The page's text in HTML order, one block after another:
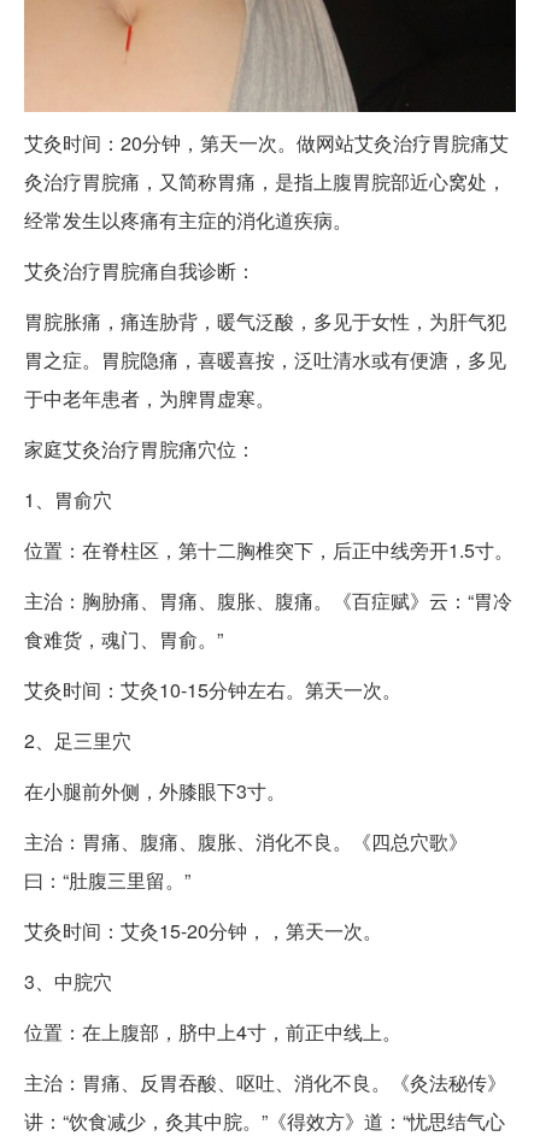
艾灸时间：20分钟，第天一次。做网站艾灸治疗胃脘痛艾
灸治疗胃脘痛，又简称胃痛，是指上腹胃脘部近心窝处，
经常发生以疼痛有主症的消化道疾病。
艾灸治疗胃脘痛自我诊断：
胃脘胀痛，痛连胁背，暖气泛酸，多见于女性，为肝气犯
胃之症。胃脘隐痛，喜暖喜按，泛吐清水或有便溏，多见
于中老年患者，为脾胃虚寒。
家庭艾灸治疗胃脘痛穴位：
1、胃俞穴
位置：在脊柱区，第十二胸椎突下，后正中线旁开1.5寸。
主治：胸胁痛、胃痛、腹胀、腹痛。《百症赋》云：“胃冷
食难货，魂门、胃俞。”
艾灸时间：艾灸10-15分钟左右。第天一次。
2、足三里穴
在小腿前外侧，外膝眼下3寸。
主治：胃痛、腹痛、腹胀、消化不良。《四总穴歌》
曰：“肚腹三里留。”
艾灸时间：艾灸15-20分钟，，第天一次。
3、中脘穴
位置：在上腹部，脐中上4寸，前正中线上。
主治：胃痛、反胃吞酸、呕吐、消化不良。《灸法秘传》
讲：“饮食减少，灸其中脘。”《得效方》道：“忧思结气心